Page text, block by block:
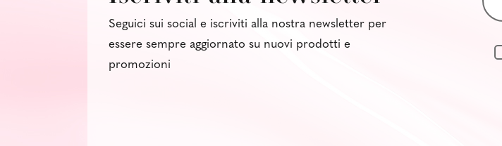
Seguici sui social e iscriviti alla nostra newsletter per
essere sempre aggiornato su nuovi prodotti e
promozioni